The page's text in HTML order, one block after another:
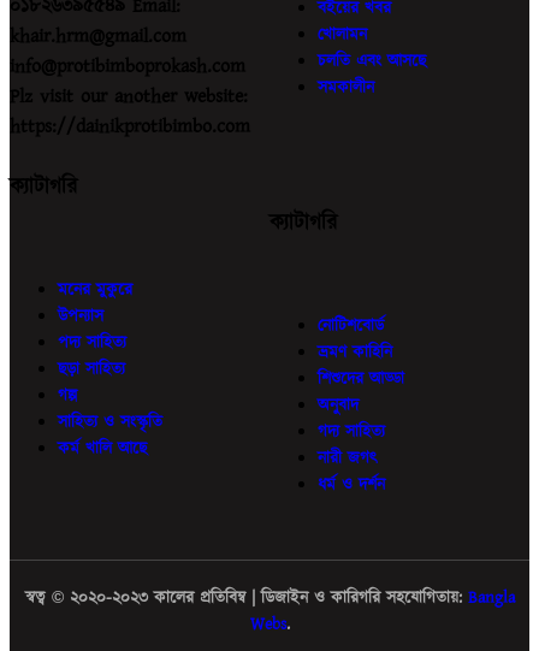
০১৮২৬৩৯৫৫৪৯ Email:
khair.hrm@gmail.com
info@protibimboprokash.com
Plz visit our another website:
https://dainikprotibimbo.com
বইয়ের খবর
খোলামন
চলতি এবং আসছে
সমকালীন
ক্যাটাগরি
মনের মুকুরে
উপন্যাস
পদ্য সাহিত্য
ছড়া সাহিত্য
গল্প
সাহিত্য ও সংস্কৃতি
কর্ম খালি আছে
ক্যাটাগরি
নোটিশবোর্ড
ভ্রমণ কাহিনি
শিশুদের আড্ডা
অনুবাদ
গদ্য সাহিত্য
নারী জগৎ
ধর্ম ও দর্শন
স্বত্ব © ২০২০-২০২৩ কালের প্রতিবিম্ব | ডিজাইন ও কারিগরি সহযোগিতায়: Bangla
Webs.